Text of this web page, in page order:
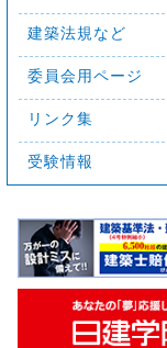
建築法規など
委員会用ページ
リンク集
受験情報